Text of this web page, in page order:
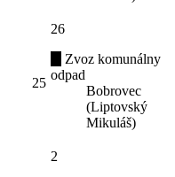
25
26
Zvoz komunálny
odpad
Bobrovec
(Liptovský
Mikuláš)
2